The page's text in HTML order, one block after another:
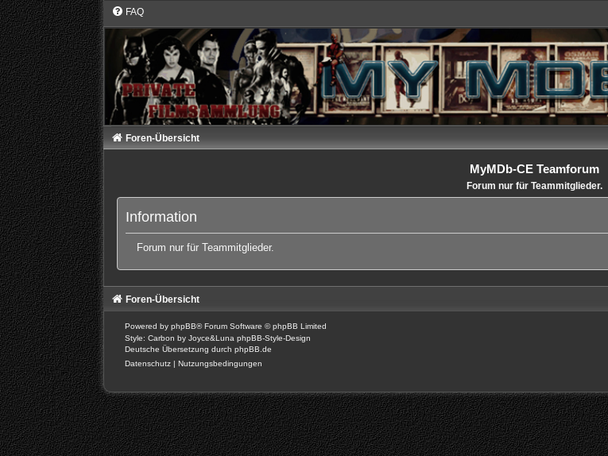
FAQ
Foren-Übersicht
MyMDb-CE Teamforum
Forum nur für Teammitglieder.
Information
Forum nur für Teammitglieder.
Foren-Übersicht
Powered by phpBB® Forum Software © phpBB Limited
Style: Carbon by Joyce&Luna phpBB-Style-Design
Deutsche Übersetzung durch phpBB.de
Datenschutz | Nutzungsbedingungen